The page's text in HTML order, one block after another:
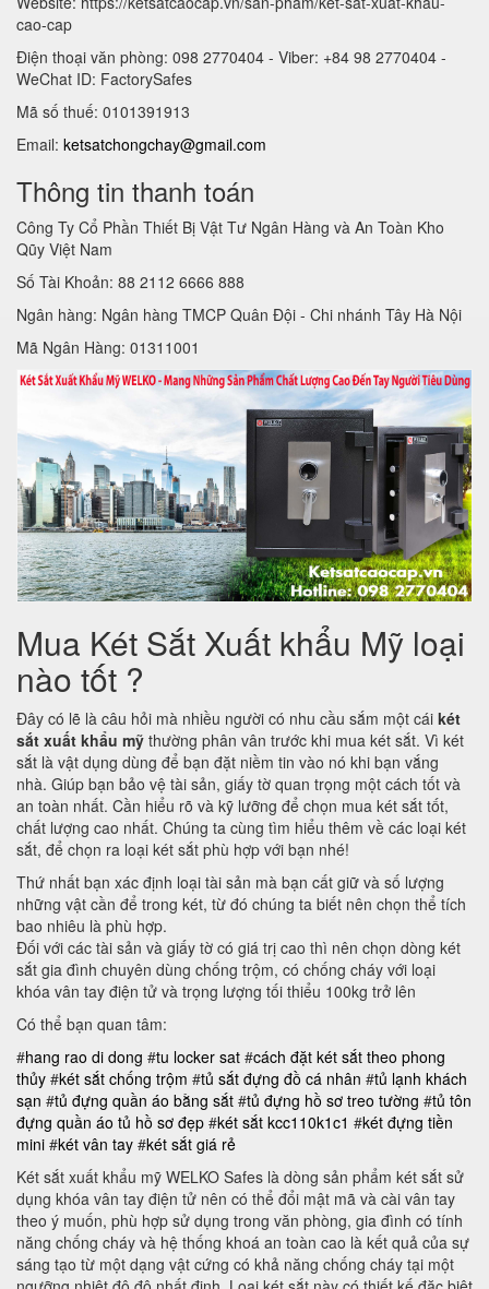
cao-cap
Điện thoại văn phòng: 098 2770404 - Viber: +84 98 2770404 -
WeChat ID: FactorySafes
Mã số thuế: 0101391913
Email: ketsatchongchay@gmail.com
Thông tin thanh toán
Công Ty Cổ Phần Thiết Bị Vật Tư Ngân Hàng và An Toàn Kho
Qũy Việt Nam
Số Tài Khoản: 88 2112 6666 888
Ngân hàng: Ngân hàng TMCP Quân Đội - Chi nhánh Tây Hà Nội
Mã Ngân Hàng: 01311001
Mua Két Sắt Xuất khẩu Mỹ loại
nào tốt ?
Đây có lẽ là câu hỏi mà nhiều người có nhu cầu sắm một cái két
sắt xuất khẩu mỹ thường phân vân trước khi mua két sắt. Vì két
sắt là vật dụng dùng để bạn đặt niềm tin vào nó khi bạn vắng
nhà. Giúp bạn bảo vệ tài sản, giấy tờ quan trọng một cách tốt và
an toàn nhất. Cần hiểu rõ và kỹ lưỡng để chọn mua két sắt tốt,
chất lượng cao nhất. Chúng ta cùng tìm hiểu thêm về các loại két
sắt, để chọn ra loại két sắt phù hợp với bạn nhé!
Thứ nhất bạn xác định loại tài sản mà bạn cất giữ và số lượng
những vật cần để trong két, từ đó chúng ta biết nên chọn thể tích
bao nhiêu là phù hợp.
Đối với các tài sản và giấy tờ có giá trị cao thì nên chọn dòng két
sắt gia đình chuyên dùng chống trộm, có chống cháy với loại
khóa vân tay điện tử và trọng lượng tối thiểu 100kg trở lên
Có thể bạn quan tâm:
#hang rao di dong #tu locker sat #cách đặt két sắt theo phong
thủy #két sắt chống trộm #tủ sắt đựng đồ cá nhân #tủ lạnh khách
sạn #tủ đựng quần áo bằng sắt #tủ đựng hồ sơ treo tường #tủ tôn
đựng quần áo tủ hồ sơ đẹp #két sắt kcc110k1c1 #két đựng tiền
mini #két vân tay #két sắt giá rẻ
Két sắt xuất khẩu mỹ WELKO Safes là dòng sản phẩm két sắt sử
dụng khóa vân tay điện tử nên có thể đổi mật mã và cài vân tay
theo ý muốn, phù hợp sử dụng trong văn phòng, gia đình có tính
năng chống cháy và hệ thống khoá an toàn cao là kết quả của sự
sáng tạo từ một dạng vật cứng có khả năng chống cháy tại một